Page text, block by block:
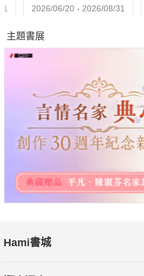
2026/06/20 - 2026/08/31
主題書展
Hami書城